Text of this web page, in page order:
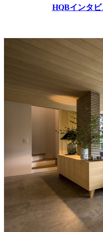
HQBインタ